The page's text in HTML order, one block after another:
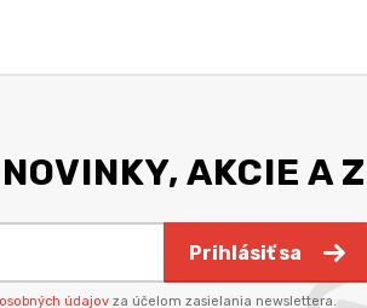
AKCIE A
Prihlásiť sa
údajov za účelom zasielania newslettera.